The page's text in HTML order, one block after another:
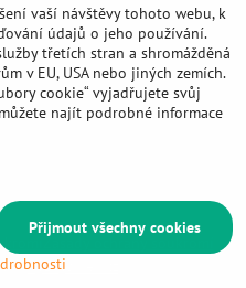
sídlo
Zásady ochrany soukromí
ByznysWeb.cz
vaší návštěvy tohoto webu, k
údajů o jeho používání.
třetích stran a shromážděná
v EU, USA nebo jiných zemích.
cookie“ vyjadřujete svůj
najít podrobné informace
Přijmout všechny cookies